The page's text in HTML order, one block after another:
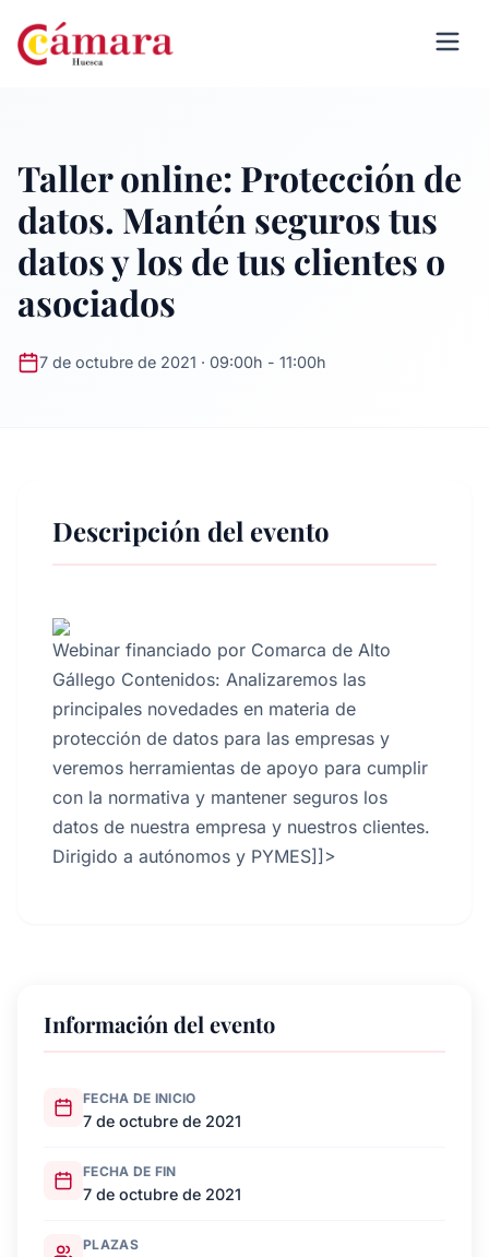
Taller online: Protección de
datos. Mantén seguros tus
datos y los de tus clientes o
asociados
7 de octubre de 2021 · 09:00h - 11:00h
Descripción del evento
Webinar financiado por Comarca de Alto
Gállego Contenidos: Analizaremos las
principales novedades en materia de
protección de datos para las empresas y
veremos herramientas de apoyo para cumplir
con la normativa y mantener seguros los
datos de nuestra empresa y nuestros clientes.
Dirigido a autónomos y PYMES]]>
Información del evento
FECHA DE INICIO
7 de octubre de 2021
FECHA DE FIN
7 de octubre de 2021
PLAZAS